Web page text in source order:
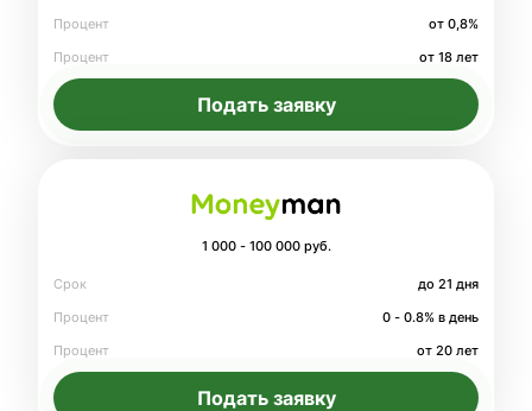
Процент
от 0,8%
Процент
от 18 лет
Подать заявку
1 000 - 100 000 руб.
Срок
до 21 дня
Процент
0 - 0.8% в день
Процент
от 20 лет
Подать заявку